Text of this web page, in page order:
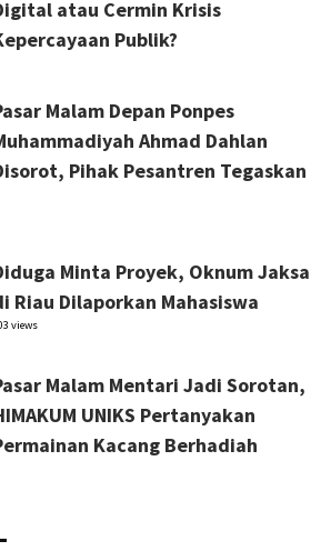
atau Cermin Krisis
Publik?
Malam Depan Ponpes
Ahmad Dahlan
Pihak Pesantren Tegaskan
Minta Proyek, Oknum Jaksa
Riau Dilaporkan Mahasiswa
views
Malam Mentari Jadi Sorotan,
UNIKS Pertanyakan
Kacang Berhadiah